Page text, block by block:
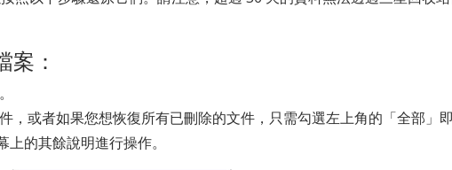
：
，或者如果您想恢復所有已刪除的文件，只需勾選左上角的「全部」即
的其餘說明進行操作。